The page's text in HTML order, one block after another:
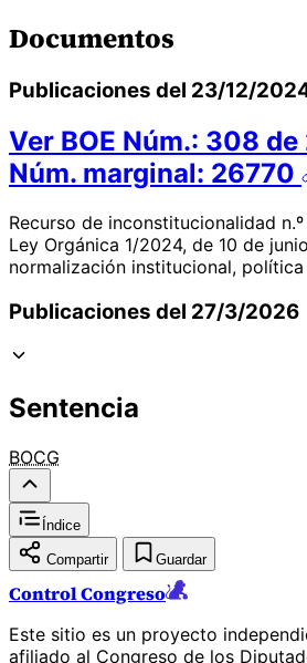
Documentos
Publicaciones del 23/12/
Ver BOE Núm.: 308
Núm. marginal: 26770
Recurso de inconstitucionalidad
Ley Orgánica 1/2024, de 10 de
normalización institucional,
Publicaciones del 27/3/2026
Sentencia
BOCG
Índice
Compartir Guardar
Control Congreso
Este sitio es un proyecto
afiliado al Congreso de los